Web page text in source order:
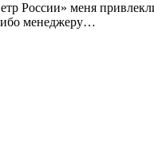
России» меня
менеджеру…